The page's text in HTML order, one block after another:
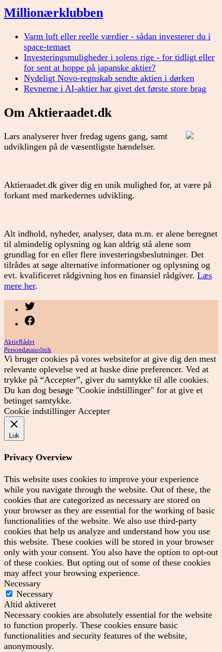
Millionærklubben
Varm luft eller reelle værdier - sådan investerer du i
space-temaet
Investeringsmuligheder i solens rige - for tidligt eller
for sent at hoppe på japanske aktier?
Nydeligt Novo-regnskab sendte aktien i dørken
Revnerne i AI-aktier har givet det første store brag
Om Aktieraadet.dk
Lars analyserer hver fredag ugens gang, samt
udviklingen på de væsentligste hændelser.
Aktieraadet.dk giver dig en unik mulighed for, at være på
forkant med markedernes udvikling.
Alt indhold, nyheder, analyser, data m.m. er alene beregnet
til almindelig oplysning og kan aldrig stå alene som
grundlag for en eller flere investeringsbeslutninger. Det
tilrådes at søge alternative informationer og oplysning og
evt. kvalificeret rådgivning hos en finansiel rådgiver. Læs
mere her.
AktieRådet
Persondatapolitik
Vi bruger cookies på vores websitefor at give dig den mest
relevante oplevelse ved at huske dine preferencer. Ved at
trykke på “Accepter”, giver du samtykke til alle cookies.
Du kan dog besøge "Cookie indstillinger" for at give et
betinget samtykke.
Cookie indstillinger Accepter
Luk
Privacy Overview
This website uses cookies to improve your experience
while you navigate through the website. Out of these, the
cookies that are categorized as necessary are stored on
your browser as they are essential for the working of basic
functionalities of the website. We also use third-party
cookies that help us analyze and understand how you use
this website. These cookies will be stored in your browser
only with your consent. You also have the option to opt-out
of these cookies. But opting out of some of these cookies
may affect your browsing experience.
Necessary
Necessary
Altid aktiveret
Necessary cookies are absolutely essential for the website
to function properly. These cookies ensure basic
functionalities and security features of the website,
anonymously.